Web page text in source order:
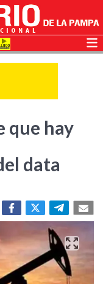
que hay
data